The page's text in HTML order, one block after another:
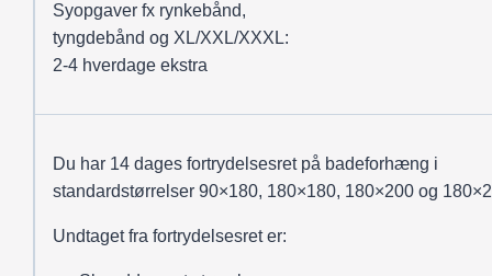
Syopgaver fx rynkebånd,
tyngdebånd og XL/XXL/XXXL:
2-4 hverdage ekstra
Du har 14 dages fortrydelsesret på badeforhæng i
standardstørrelser 90×180, 180×180, 180×200 og
Undtaget fra fortrydelsesret er: